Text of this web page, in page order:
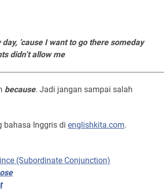
day, ’causeI want to go there someday
didn’t allow me
because. Jadi jangan sampai salah
bahasa Inggris di englishkita.com.
(Subordinate Conjunction)